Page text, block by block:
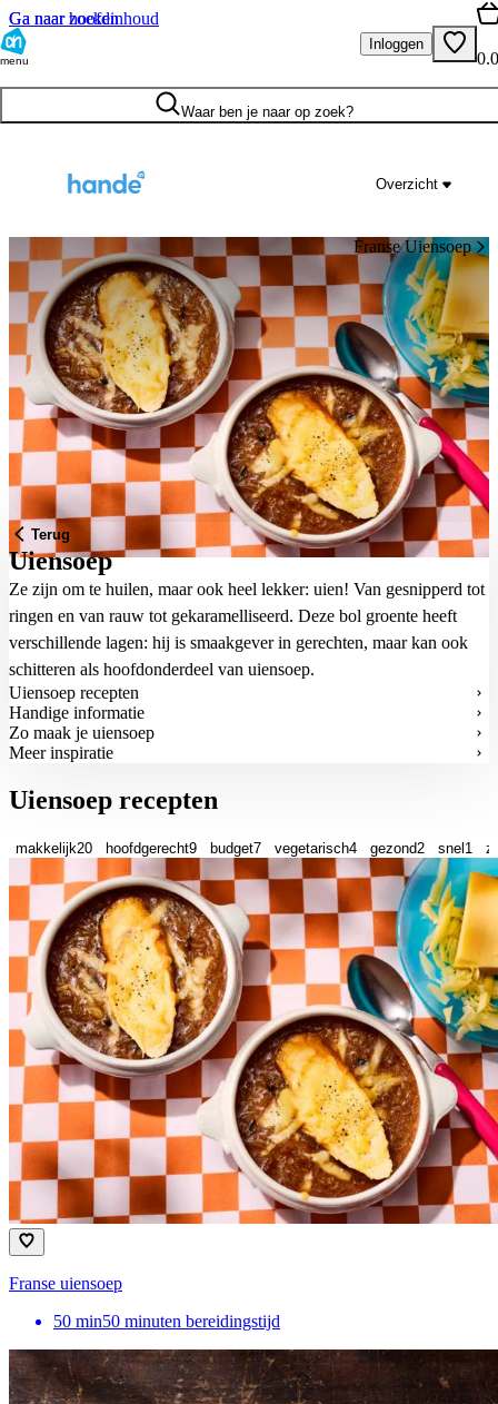
Ga naar hoofdinhoud
Ga naar zoeken
menu
Inloggen
Waar ben je naar op zoek?
Overzicht
Franse Uiensoep
Terug
Uiensoep
Ze zijn om te huilen, maar ook heel lekker: uien! Van gesnipperd tot
ringen en van rauw tot gekaramelliseerd. Deze bol groente heeft
verschillende lagen: hij is smaakgever in gerechten, maar kan ook
schitteren als hoofdonderdeel van uiensoep.
Uiensoep recepten
Handige informatie
Zo maak je uiensoep
Meer inspiratie
Uiensoep recepten
makkelijk20 hoofdgerecht9 budget7 vegetarisch4 gezond2 snel 1
Franse uiensoep
50 min50 minuten bereidingstijd